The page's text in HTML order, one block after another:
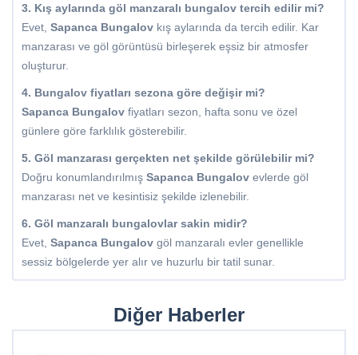
3. Kış aylarında göl manzaralı bungalov tercih edilir mi?
Evet, Sapanca Bungalov kış aylarında da tercih edilir. Kar
manzarası ve göl görüntüsü birleşerek eşsiz bir atmosfer
oluşturur.
4. Bungalov fiyatları sezona göre değişir mi?
Sapanca Bungalov fiyatları sezon, hafta sonu ve özel
günlere göre farklılık gösterebilir.
5. Göl manzarası gerçekten net şekilde görülebilir mi?
Doğru konumlandırılmış Sapanca Bungalov evlerde göl
manzarası net ve kesintisiz şekilde izlenebilir.
6. Göl manzaralı bungalovlar sakin midir?
Evet, Sapanca Bungalov göl manzaralı evler genellikle
sessiz bölgelerde yer alır ve huzurlu bir tatil sunar.
Diğer Haberler